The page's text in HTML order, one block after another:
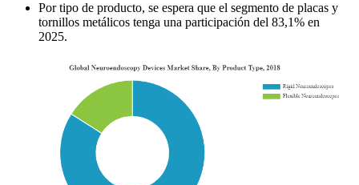
Por tipo de producto, se espera que el segmento de placas y
tornillos metálicos tenga una participación del 83,1% en
2025.